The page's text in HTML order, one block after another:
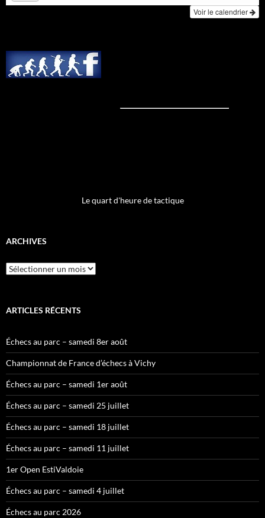
Voir le calendrier
Le quart d'heure de tactique
ARCHIVES
Archives
ARTICLES RÉCENTS
Échecs au parc – samedi 8er août
Championnat de France d’échecs à Vichy
Échecs au parc – samedi 1er août
Échecs au parc – samedi 25 juillet
Échecs au parc – samedi 18 juillet
Échecs au parc – samedi 11 juillet
1er Open EstiValdoie
Échecs au parc – samedi 4 juillet
Échecs au parc 2026